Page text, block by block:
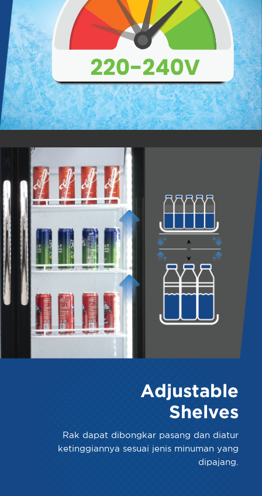
Adjustable
Shelves
Rak dapat dibongkar pasang dan diatur
ketinggiannya sesuai jenis minuman yang
dipajang.